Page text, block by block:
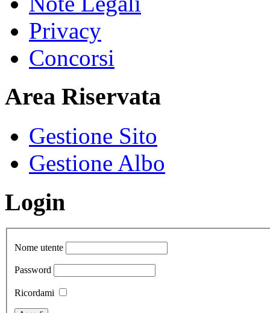
Privacy
Concorsi
Area Riservata
Gestione Sito
Gestione Albo
Login
Nome utente
Password
Ricordami